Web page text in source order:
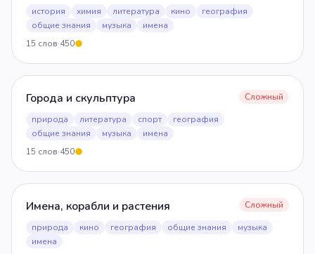
история
химия литература кино
география
общие знания
музыка
имена
15 слов·450
Города и скульптура
Сложный
природа
литература спорт
география
общие знания
музыка
имена
15 слов·450
Имена, корабли и растения
Сложный
природа
кино география общие знания
музыка
имена